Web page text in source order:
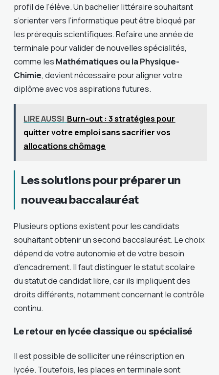
profil de l’élève. Un bachelier littéraire souhaitant
s’orienter vers l’informatique peut être bloqué par
les prérequis scientifiques. Refaire une année de
terminale pour valider de nouvelles spécialités,
comme les Mathématiques ou la Physique-
Chimie, devient nécessaire pour aligner votre
diplôme avec vos aspirations futures.
LIRE AUSSI Burn-out : 3 stratégies pour
quitter votre emploi sans sacrifier vos
allocations chômage
Les solutions pour préparer un
nouveau baccalauréat
Plusieurs options existent pour les candidats
souhaitant obtenir un second baccalauréat. Le choix
dépend de votre autonomie et de votre besoin
d’encadrement. Il faut distinguer le statut scolaire
du statut de candidat libre, car ils impliquent des
droits différents, notamment concernant le contrôle
continu.
Le retour en lycée classique ou spécialisé
Il est possible de solliciter une réinscription en
lycée. Toutefois, les places en terminale sont